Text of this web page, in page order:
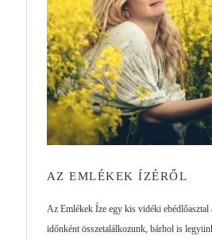
AZ EMLÉKEK ÍZÉRŐL
Az Emlékek Íze egy kis vidéki ebédlőasztal
időnként összetalálkozunk, bárhol is